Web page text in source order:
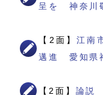
呈を 神奈川
【2面】江南
邁進 愛知県
【2面】 論説